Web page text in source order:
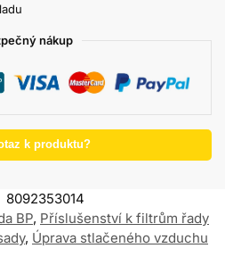
nákup
k produktu?
8092353014
BP, Příslušenství k filtrům řady
, Úprava stlačeného vzduchu